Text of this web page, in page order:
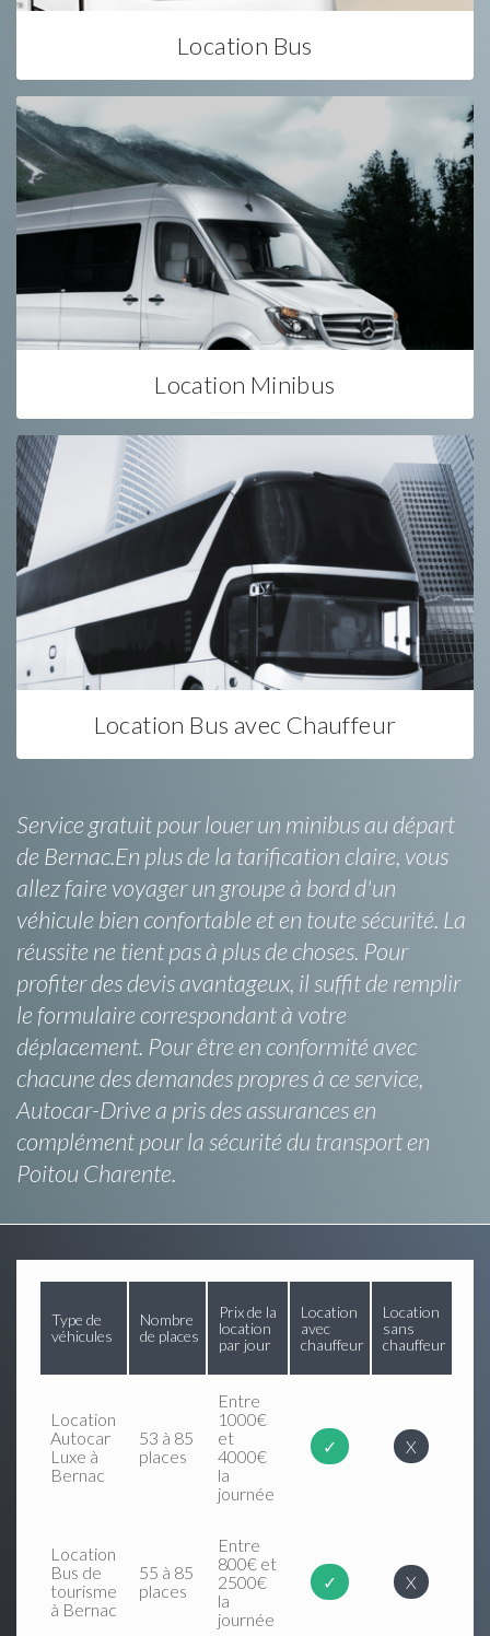
Location Bus
Location Minibus
Location Bus avec Chauffeur
Service gratuit pour louer un minibus au départ
de Bernac.En plus de la tarification claire, vous
allez faire voyager un groupe à bord d'un
véhicule bien confortable et en toute sécurité. La
réussite ne tient pas à plus de choses. Pour
profiter des devis avantageux, il suffit de remplir
le formulaire correspondant à votre
déplacement. Pour être en conformité avec
chacune des demandes propres à ce service,
Autocar-Drive a pris des assurances en
complément pour la sécurité du transport en
Poitou Charente.
Type de
véhicules
Nombre
de places
Prix de la
location
par jour
Location
avec
chauffeur
Location
sans
chauffeur
Location
Autocar
Luxe à
Bernac
53 à 85
places
Entre
1000€
et
4000€
la
journée
✓ X
Location
Bus de
tourisme
à Bernac
55 à 85
places
Entre
800€ et
2500€
la
journée
✓ X